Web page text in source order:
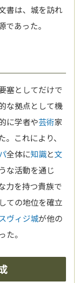
書は、城を訪れ
であった。
塞としてだけで
な拠点として機
に学者や芸術家
。これにより、
全体に知識と文
な活動を通じ
力を持つ貴族で
ての地位を確立
ヴィジ城が他の
。